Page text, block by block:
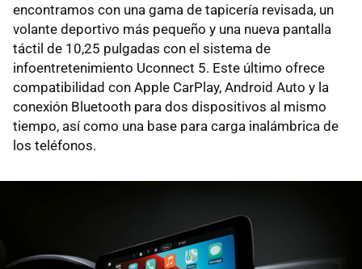
encontramos con una gama de tapicería revisada, un
volante deportivo más pequeño y una nueva pantalla
táctil de 10,25 pulgadas con el sistema de
infoentretenimiento Uconnect 5. Este último ofrece
compatibilidad con Apple CarPlay, Android Auto y la
conexión Bluetooth para dos dispositivos al mismo
tiempo, así como una base para carga inalámbrica de
los teléfonos.